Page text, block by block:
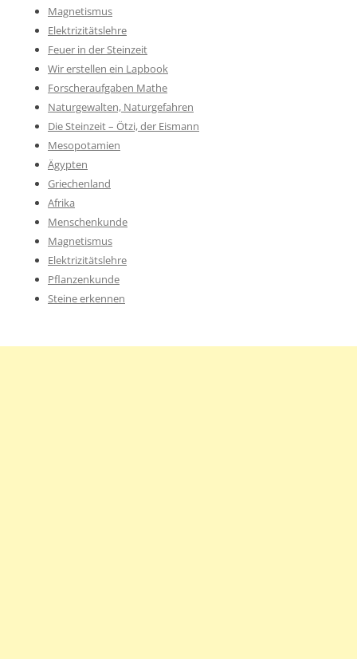
Magnetismus
Elektrizitätslehre
Feuer in der Steinzeit
Wir erstellen ein Lapbook
Forscheraufgaben Mathe
Naturgewalten, Naturgefahren
Die Steinzeit – Ötzi, der Eismann
Mesopotamien
Ägypten
Griechenland
Afrika
Menschenkunde
Magnetismus
Elektrizitätslehre
Pflanzenkunde
Steine erkennen